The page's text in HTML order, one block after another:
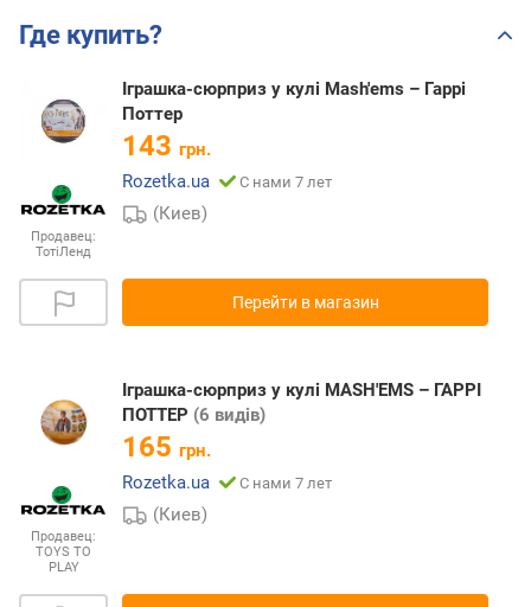
Где купить?
Продавец:
ТотіЛенд
Іграшка-сюрприз у кулі Mash'ems – Гаррі
Поттер
143 грн.
Rozetka.ua
С нами 7 лет
(Киев)
Перейти в магазин
Продавец:
TOYS TO
PLAY
Іграшка-сюрприз у кулі MASH'EMS – ГАРРІ
ПОТТЕР (6 видів)
165 грн.
Rozetka.ua
С нами 7 лет
(Киев)